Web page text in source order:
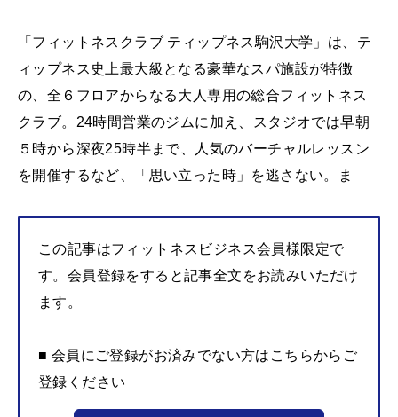
「フィットネスクラブ ティップネス駒沢大学」は、テ
ィップネス史上最大級となる豪華なスパ施設が特徴
の、全６フロアからなる大人専用の総合フィットネス
クラブ。24時間営業のジムに加え、スタジオでは早朝
５時から深夜25時半まで、人気のバーチャルレッスン
を開催するなど、「思い立った時」を逃さない。ま
この記事はフィットネスビジネス会員様限定で
す。会員登録をすると記事全文をお読みいただけ
ます。
■ 会員にご登録がお済みでない方はこちらからご
登録ください